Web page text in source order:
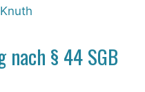
§ 44 SGB